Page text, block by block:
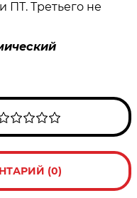
ПТ. Третьего не
(0)